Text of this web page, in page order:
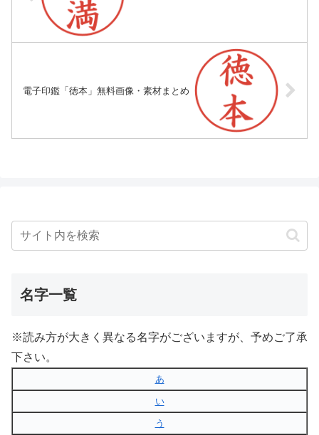
電子印鑑「徳本」無料画像・素材まとめ
名字一覧
※読み方が大きく異なる名字がございますが、予めご了承
下さい。
あ
い
う